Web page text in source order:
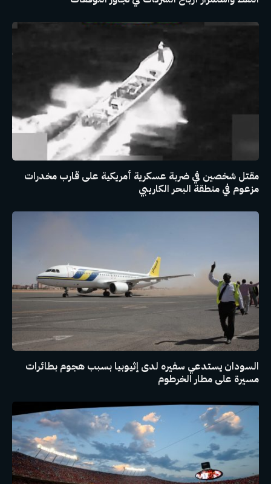
مقتل شخصين في ضربة عسكرية أمريكية على قارب مخدرات
مزعوم في منطقة البحر الكاريبي
السودان يستدعي سفيره لدى إثيوبيا بسبب هجوم بطائرات
مسيرة على مطار الخرطوم